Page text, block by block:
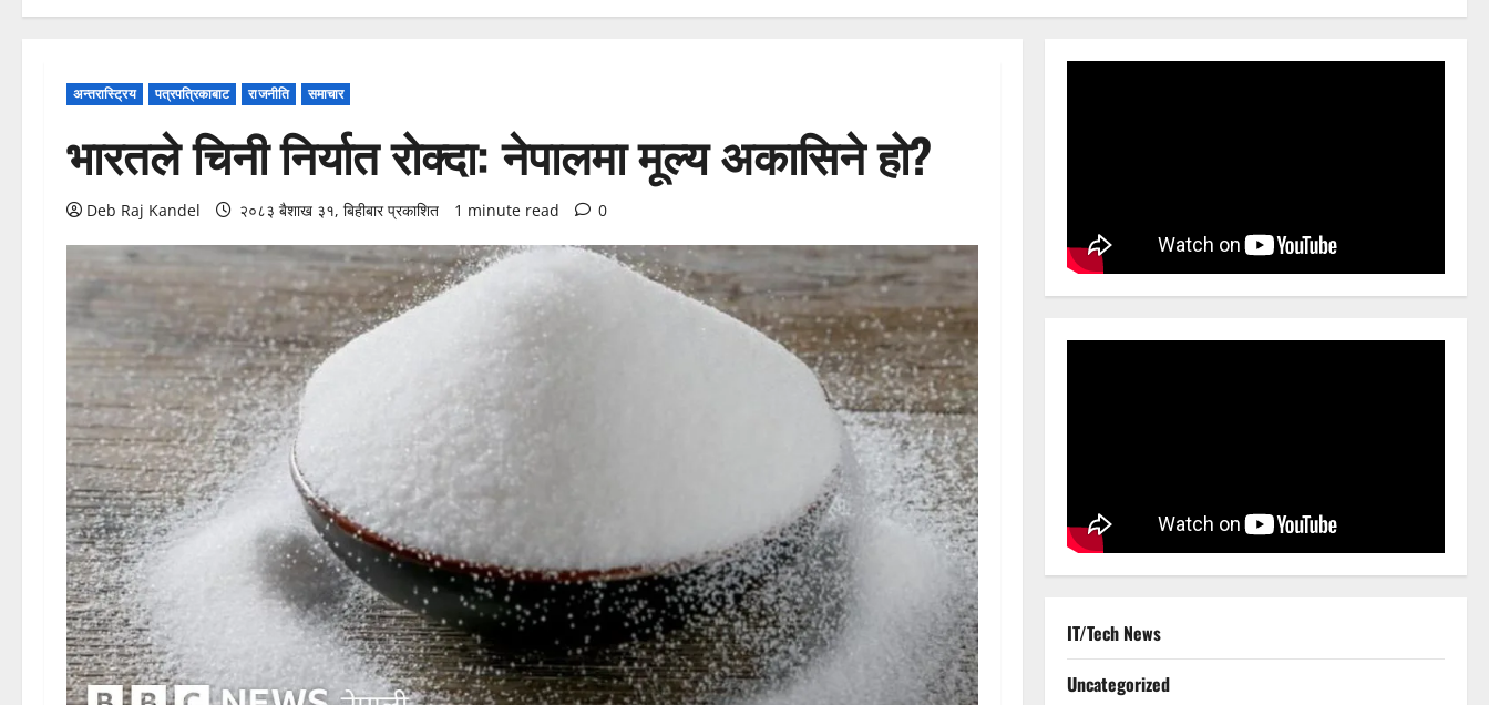
अन्तरास्ट्रिय पत्रपत्रिकाबाट राजनीति समाचार
भारतले चिनी निर्यात रोक्दा: नेपालमा मूल्य अकासिने हो?
Deb Raj Kandel २०८३ बैशाख ३१, बिहीबार प्रकाशित 1 minute read 0
IT/Tech News
Uncategorized